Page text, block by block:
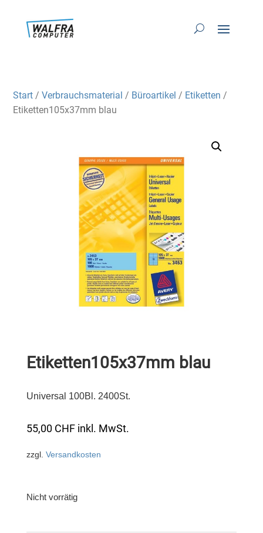
Start /Verbrauchsmaterial / Büroartikel / Etiketten /
Etiketten105x37mm blau
Etiketten105x37mm blau
Universal 100Bl. 2400St.
55,00 CHF inkl. MwSt.
zzgl. Versandkosten
Nicht vorrätig